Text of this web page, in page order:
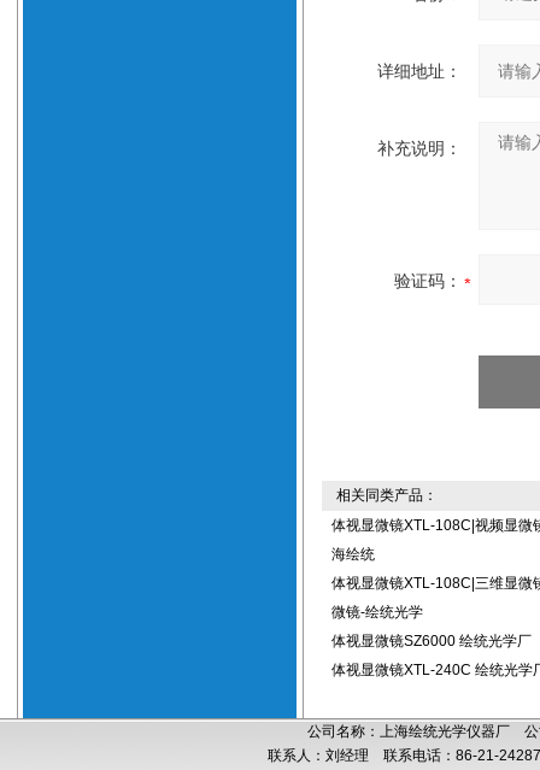
详细地址：
补充说明：
验证码：
相关同类产品：
体视显微镜XTL-108C|视频显微
海绘统
体视显微镜XTL-108C|三维显微
微镜-绘统光学
体视显微镜SZ6000 绘统光学厂
体视显微镜XTL-240C 绘统光学
公司名称：上海绘统光学仪器厂
联系人：刘经理 联系电话：86-21-